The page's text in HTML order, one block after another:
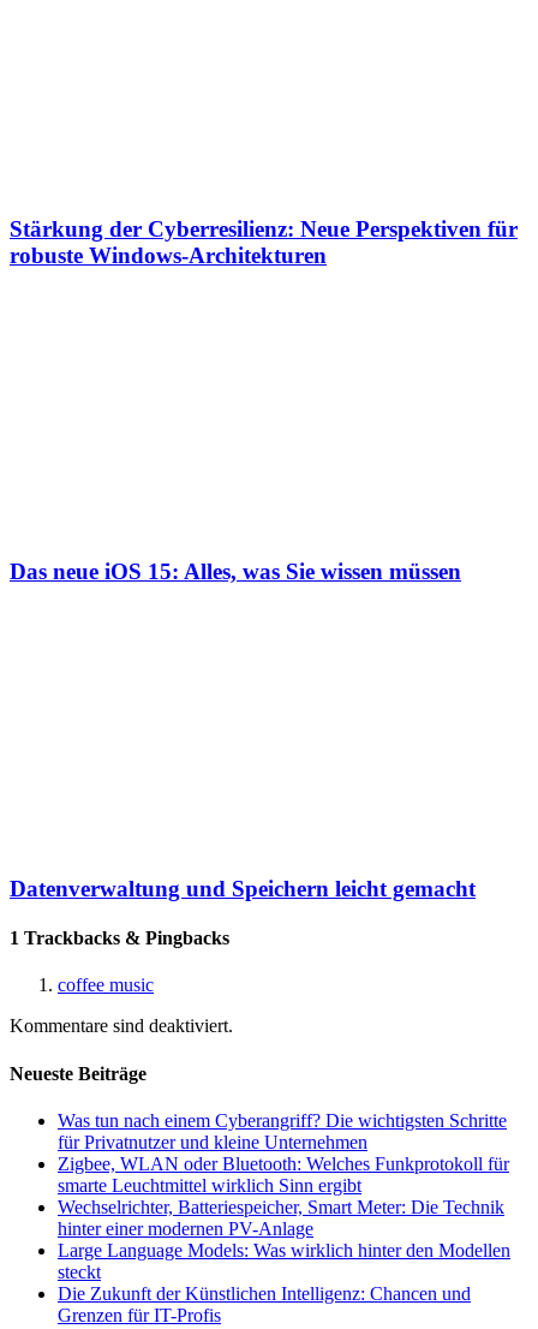
Stärkung der Cyberresilienz: Neue Perspektiven für
robuste Windows-Architekturen
Das neue iOS 15: Alles, was Sie wissen müssen
Datenverwaltung und Speichern leicht gemacht
1 Trackbacks & Pingbacks
coffee music
Kommentare sind deaktiviert.
Neueste Beiträge
Was tun nach einem Cyberangriff? Die wichtigsten Schritte
für Privatnutzer und kleine Unternehmen
Zigbee, WLAN oder Bluetooth: Welches Funkprotokoll für
smarte Leuchtmittel wirklich Sinn ergibt
Wechselrichter, Batteriespeicher, Smart Meter: Die Technik
hinter einer modernen PV-Anlage
Large Language Models: Was wirklich hinter den Modellen
steckt
Die Zukunft der Künstlichen Intelligenz: Chancen und
Grenzen für IT-Profis